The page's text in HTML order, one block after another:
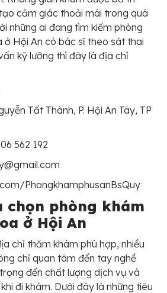
cảm giác thoải mái trong quá
những ai đang tìm kiếm phòng
ở Hội An có bác sĩ theo sát thai
kỹ lưỡng thì đây là địa chỉ
Tất Thành, P. Hội An Tây, TP
562 192
PhongkhamphusanBsQuy
chọn phòng khám
ở Hội An
chỉ thăm khám phù hợp, nhiều
chỉ quan tâm đến tay nghề
đến chất lượng dịch vụ và
đi khám. Dưới đây là những tiêu